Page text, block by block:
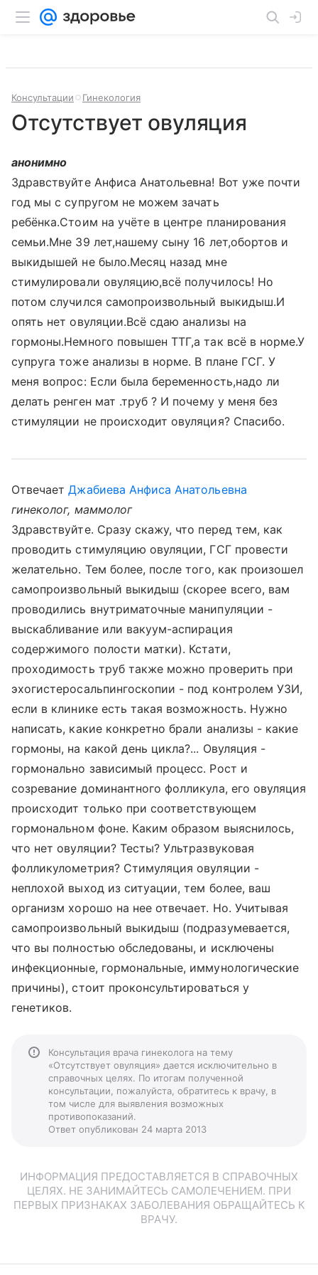
Консультации Гинекология
Отсутствует овуляция
анонимно
Здравствуйте Анфиса Анатольевна! Вот уже почти
год мы с супругом не можем зачать
ребёнка.Стоим на учёте в центре планирования
семьи.Мне 39 лет,нашему сыну 16 лет,обортов и
выкидышей не было.Месяц назад мне
стимулировали овуляцию,всё получилось! Но
потом случился самопроизвольный выкидыш.И
опять нет овуляции.Всё сдаю анализы на
гормоны.Немного повышен ТТГ,а так всё в норме.У
супруга тоже анализы в норме. В плане ГСГ. У
меня вопрос: Если была беременность,надо ли
делать ренген мат .труб ? И почему у меня без
стимуляции не происходит овуляция? Спасибо.
ОтвечаетДжабиева Анфиса Анатольевна
гинеколог, маммолог
Здравствуйте. Сразу скажу, что перед тем, как
проводить стимуляцию овуляции, ГСГ провести
желательно. Тем более, после того, как произошел
самопроизвольный выкидыш (скорее всего, вам
проводились внутриматочные манипуляции -
выскабливание или вакуум-аспирация
содержимого полости матки). Кстати,
проходимость труб также можно проверить при
эхогистеросальпингоскопии - под контролем УЗИ,
если в клинике есть такая возможность. Нужно
написать, какие конкретно брали анализы - какие
гормоны, на какой день цикла?... Овуляция -
гормонально зависимый процесс. Рост и
созревание доминантного фолликула, его овуляция
происходит только при соответствующем
гормональном фоне. Каким образом выяснилось,
что нет овуляции? Тесты? Ультразвуковая
фолликулометрия? Стимуляция овуляции -
неплохой выход из ситуации, тем более, ваш
организм хорошо на нее отвечает. Но. Учитывая
самопроизвольный выкидыш (подразумевается,
что вы полностью обследованы, и исключены
инфекционные, гормональные, иммунологические
причины), стоит проконсультироваться у
генетиков.
Консультация врача гинеколога на тему
«Отсутствует овуляция» дается исключительно в
справочных целях. По итогам полученной
консультации, пожалуйста, обратитесь к врачу, в
том числе для выявления возможных
противопоказаний.
Ответ опубликован 24 марта 2013
ИНФОРМАЦИЯ ПРЕДОСТАВЛЯЕТСЯ В СПРАВОЧНЫХ
ЦЕЛЯХ. НЕ ЗАНИМАЙТЕСЬ САМОЛЕЧЕНИЕМ. ПРИ
ПЕРВЫХ ПРИЗНАКАХ ЗАБОЛЕВАНИЯ ОБРАЩАЙТЕСЬ К
ВРАЧУ.